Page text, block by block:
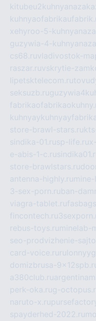
xehyroo-5-
guzywia-4-
cs68.ruvladivostok-
raszar.ruvskrytie-
lipetsktelecom.ru
seksuzb.ru
store-brawl-stars.ru
sindika-01.rusp-life.ru
e-abis-1-c.ru
store-brawlstars.ru
antenna-highly.ru
3-sex-porn.ruban-
viagra-tablet.ru
fincontech.ru
rebus-toys.ru minelab-
seo-prodvizhenie-
card-voice.ru
domizbrusa-
a380club.ru
perk-oka.rug-
naruto-x.ru
spayderhed-2022.ru